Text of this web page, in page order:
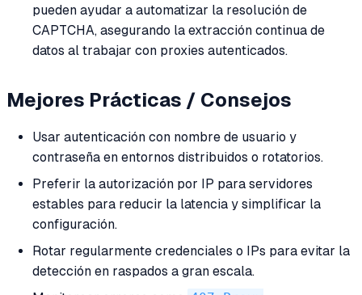
pueden ayudar a automatizar la resolución de
CAPTCHA, asegurando la extracción continua de
datos al trabajar con proxies autenticados.
Mejores Prácticas / Consejos
Usar autenticación con nombre de usuario y
contraseña en entornos distribuidos o rotatorios.
Preferir la autorización por IP para servidores
estables para reducir la latencia y simplificar la
configuración.
Rotar regularmente credenciales o IPs para evitar la
detección en raspados a gran escala.